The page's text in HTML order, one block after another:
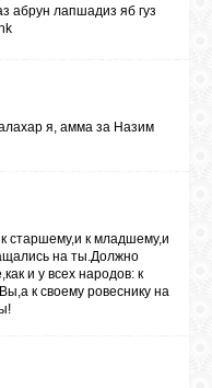
абрун лапшадиз яб гуз
я, амма за Назим
старшему,и к младшему,и
на ты.Должно
и у всех народов: к
к своему ровеснику на